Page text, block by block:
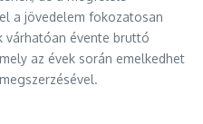
a jövedelem fokozatosan
várhatóan évente bruttó
az évek során emelkedhet